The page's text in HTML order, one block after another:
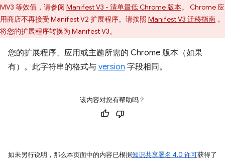
MV3 等效值，请参阅 Manifest V3 - 清单最低 Chrome 版本。 Chrome 应
用商店不再接受 Manifest V2 扩展程序。请按照 Manifest V3 迁移指南 ，
将您的扩展程序转换为 Manifest V3。
您的扩展程序、应用或主题所需的 Chrome 版本（如果
有）。此字符串的格式与 version 字段相同。
该内容对您有帮助吗？
如未另行说明，那么本页面中的内容已根据知识共享署名 4.0 许可获得了